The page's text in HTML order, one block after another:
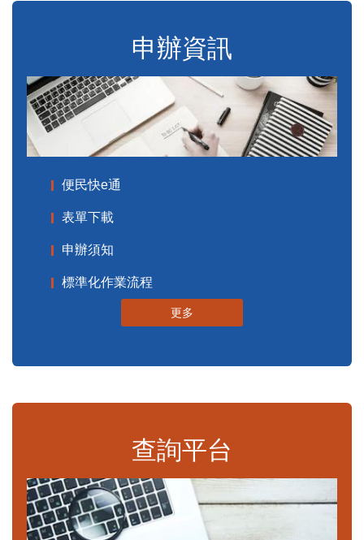
申辦資訊
便民快e通
表單下載
申辦須知
標準化作業流程
更多
查詢平台